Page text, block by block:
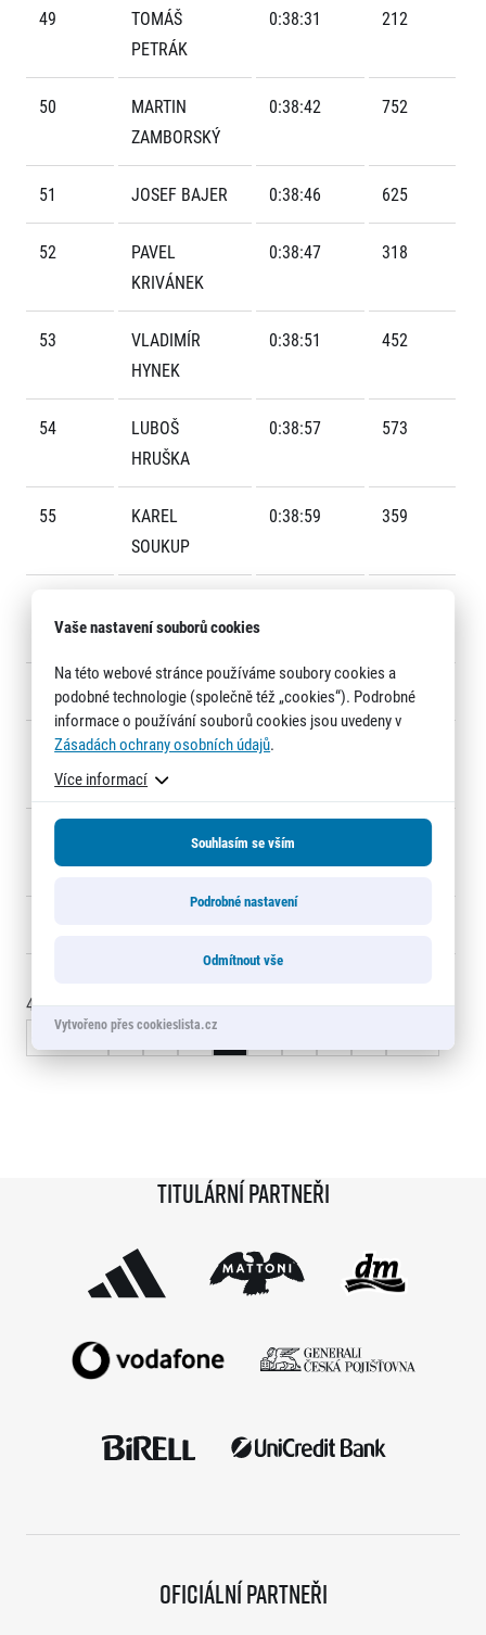
Mobilní aplikace RunCzech
Naši partneři
Oznámení fúze
Dárkové poukazy
Šablony k dárkovému poukazu ke stažení
Pro média
Akreditace a vše k závodům
Tiskové zprávy
Poznámky pro editory
All Runners Are Beautiful
Ekofilozofie
Vítejte v Running Mall
Kalendář
Individuální trénink
Skupinové tréninky
Titulární partneři
Informace o webu
Všeobecné smluvní podmínky
Informace o cookies
Podmínky GDPR
49
TOMÁŠ
PETRÁK
0:38:31 212
50
MARTIN
ZAMBORSKÝ
0:38:42 752
51 JOSEF BAJER 0:38:46 625
52
PAVEL
KRIVÁNEK
0:38:47 318
53
VLADIMÍR
HYNEK
0:38:51 452
54
LUBOŠ
HRUŠKA
0:38:57 573
55
KAREL
SOUKUP
0:38:59 359
NOVÝ
57 JOSEF NECAS 0:39:25 120
58
PATRICK
CIKARA
0:39:42
HEJNYŠ
0:39:48
45 - 60of833záznamy
« Předchozí
Titulární partneři
Oficiální partneři
Vaše nastavení souborů cookies
Na této webové stránce používáme soubory cookies a
podobné technologie (společně též „cookies“). Podrobné
informace o používání souborů cookies jsou uvedeny v
Zásadách ochrany osobních údajů.
Více informací
Souhlasím se vším
Podrobné nastavení
Odmítnout vše
Vytvořeno přes cookieslista.cz